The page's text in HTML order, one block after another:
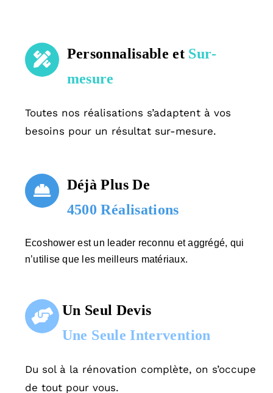
Personnalisable et Sur-
mesure
Toutes nos réalisations s’adaptent à vos
besoins pour un résultat sur-mesure.
Déjà Plus De
4500 Réalisations
Ecoshower est un leader reconnu et aggrégé, qui
n’utilise que les meilleurs matériaux.
Un Seul Devis
Une Seule Intervention
Du sol à la rénovation complète, on s’occupe
de tout pour vous.